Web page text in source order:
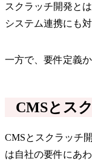
スクラッチ開発と
システム連携にも
一方で、要件定義
CMSとス
CMSとスクラッチ
は自社の要件にあ